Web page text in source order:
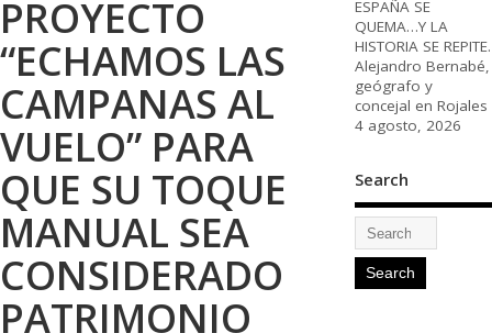
PROYECTO
“ECHAMOS LAS
CAMPANAS AL
VUELO” PARA
QUE SU TOQUE
MANUAL SEA
CONSIDERADO
PATRIMONIO
ESPAÑA SE
QUEMA…Y LA
HISTORIA SE REPITE.
Alejandro Bernabé,
geógrafo y
concejal en Rojales
4 agosto, 2026
Search